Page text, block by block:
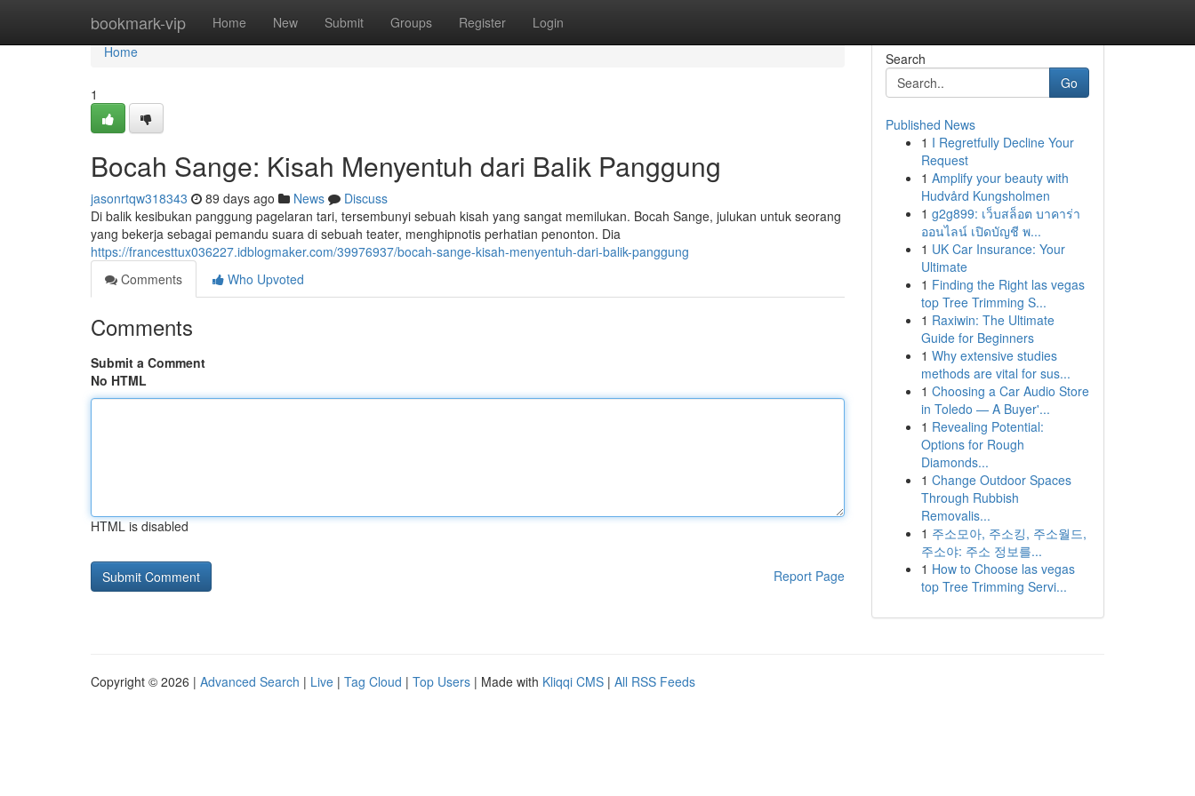
bookmark-vip Home New Submit Groups Register Login
Home
Home
1
Bocah Sange: Kisah Menyentuh dari Balik Panggung
jasonrtqw318343 89 days ago News
Discuss
Di balik kesibukan panggung pagelaran tari, tersembunyi sebuah kisah yang sangat memilukan. Bocah Sange, julukan untuk seorang
yang bekerja sebagai pemandu suara di sebuah teater, menghipnotis perhatian penonton. Dia
https://francesttux036227.idblogmaker.com/39976937/bocah-sange-kisah-menyentuh-dari-balik-panggung
Comments
Who Upvoted
Comments
Submit a Comment
No HTML
HTML is disabled
Report Page
Search
Go
Published News
1 I Regretfully Decline Your
Request
1 Amplify your beauty with
Hudvård Kungsholmen
1 g2g899: เว็บสล็อต บาคาร่า
ออนไลน์ เปิดบัญชี พ...
1 UK Car Insurance: Your
Ultimate
1 Finding the Right las vegas
top Tree Trimming S...
1 Raxiwin: The Ultimate
Guide for Beginners
1 Why extensive studies
methods are vital for sus...
1 Choosing a Car Audio Store
in Toledo — A Buyer'...
1 Revealing Potential:
Options for Rough
Diamonds...
1 Change Outdoor Spaces
Through Rubbish
Removalis...
1 주소모아, 주소킹, 주소월드,
주소야: 주소 정보를...
1 How to Choose las vegas
top Tree Trimming Servi...
Copyright © 2026 | Advanced Search | Live | Tag Cloud | Top Users | Made with Kliqqi CMS | All RSS Feeds